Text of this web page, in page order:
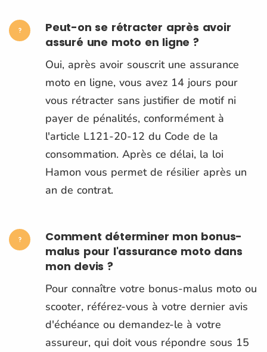
Peut-on se rétracter après avoir
assuré une moto en ligne ?
Oui, après avoir souscrit une assurance
moto en ligne, vous avez 14 jours pour
vous rétracter sans justifier de motif ni
payer de pénalités, conformément à
l'article L121-20-12 du Code de la
consommation. Après ce délai, la loi
Hamon vous permet de résilier après un
an de contrat.
Comment déterminer mon bonus-
malus pour l'assurance moto dans
mon devis ?
Pour connaître votre bonus-malus moto ou
scooter, référez-vous à votre dernier avis
d'échéance ou demandez-le à votre
assureur, qui doit vous répondre sous 15